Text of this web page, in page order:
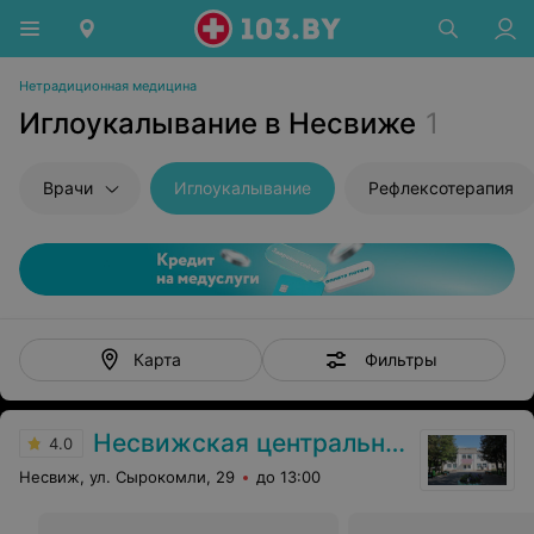
Нетрадиционная медицина
Иглоукалывание в Несвиже 1
Врачи Иглоукалывание Рефлексотерапия
Карта Фильтры
4.0 Несвижская центральная районная больница
Несвиж, ул. Сырокомли, 29 до 13:00